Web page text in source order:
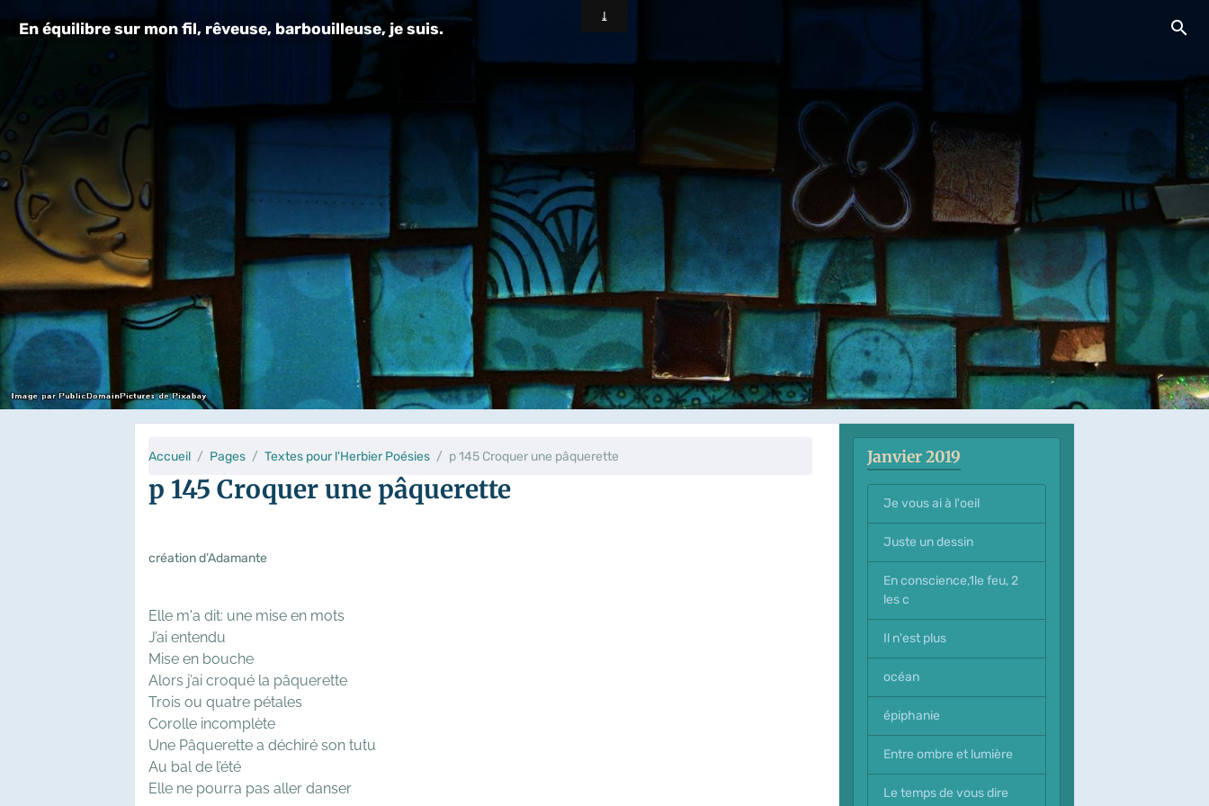
En équilibre sur mon fil, rêveuse, barbouilleuse, je suis.
Accueil Pages Textes pour l'Herbier Poésies p 145 Croquer une pâquerette
p 145 Croquer une pâquerette
création d’Adamante
Elle m'a dit: une mise en mots
J’ai entendu
Mise en bouche
Alors j’ai croqué la pâquerette
Trois ou quatre pétales
Corolle incomplète
Une Pâquerette a déchiré son tutu
Au bal de l’été
Elle ne pourra pas aller danser
Janvier 2019
Je vous ai à l'oeil
Juste un dessin
En conscience,1le feu, 2
les c
Il n'est plus
océan
épiphanie
Entre ombre et lumière
Le temps de vous dire